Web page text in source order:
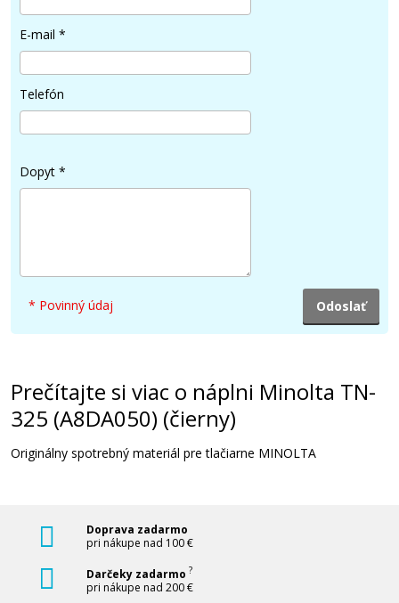
E-mail *
Telefón
Dopyt *
* Povinný údaj
Prečítajte si viac o náplni Minolta TN-
325 (A8DA050) (čierny)
Originálny spotrebný materiál pre tlačiarne MINOLTA
Doprava zadarmo
pri nákupe nad 100 €
Darčeky zadarmo ?
pri nákupe nad 200 €